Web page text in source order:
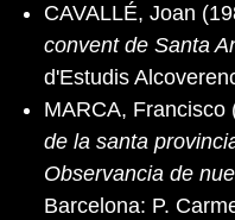
CAVALLÉ, Joan
convent de Santa
d'Estudis
MARCA, Francisco
de la santa
Observancia de
Barcelona: P.